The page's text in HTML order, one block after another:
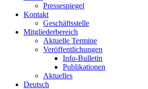
Pressespiegel
Kontakt
Geschäftsstelle
Mitgliederbereich
Aktuelle Termine
Veröffentlichungen
Info-Bulletin
Publikationen
Aktuelles
Deutsch